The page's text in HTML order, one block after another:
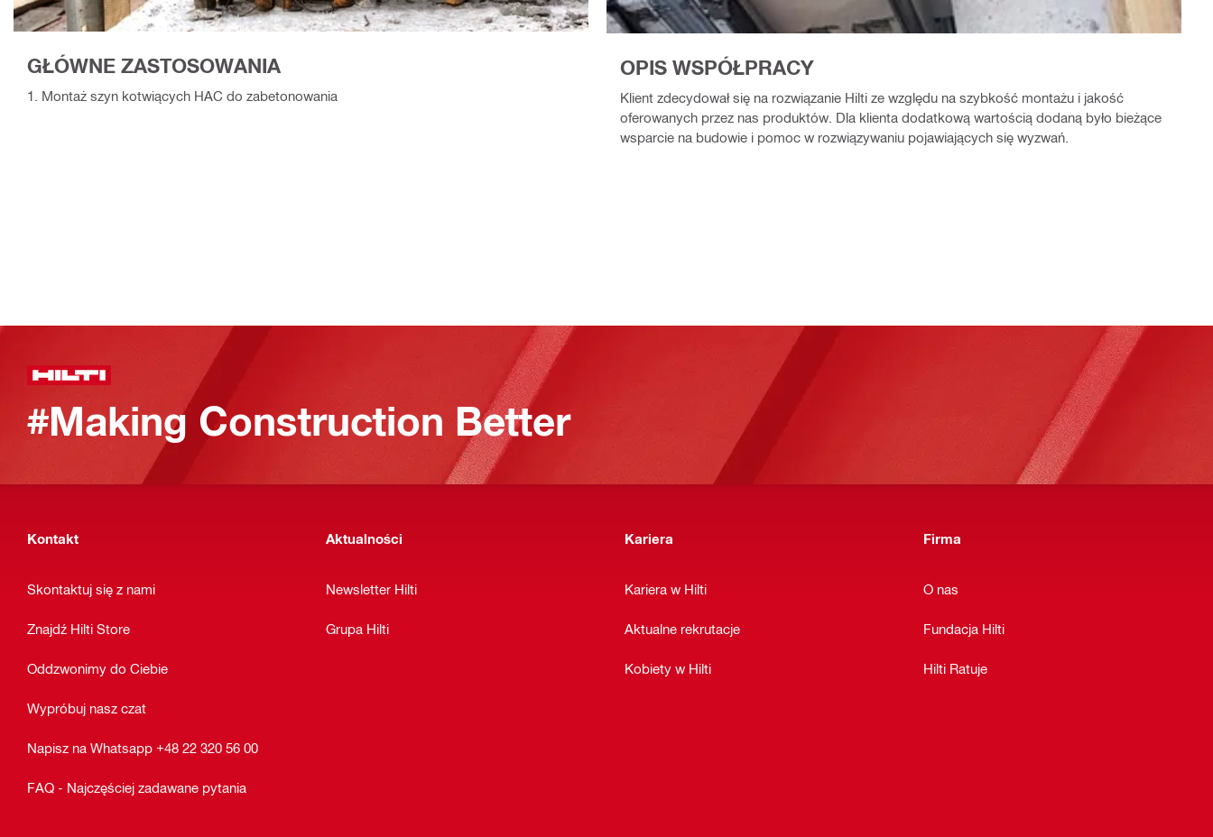
GŁÓWNE ZASTOSOWANIA
1. Montaż szyn kotwiących HAC do zabetonowania
OPIS WSPÓŁPRACY
Klient zdecydował się na rozwiązanie Hilti ze względu na szybkość montażu i jakość
oferowanych przez nas produktów. Dla klienta dodatkową wartością dodaną było bieżące
wsparcie na budowie i pomoc w rozwiązywaniu pojawiających się wyzwań.
#Making Construction Better
Kontakt
Skontaktuj się z nami
Znajdź Hilti Store
Oddzwonimy do Ciebie
Wypróbuj nasz czat
Napisz na Whatsapp +48 22 320 56 00
FAQ - Najczęściej zadawane pytania
Aktualności
Newsletter Hilti
Grupa Hilti
Kariera
Kariera w Hilti
Aktualne rekrutacje
Kobiety w Hilti
Firma
O nas
Fundacja Hilti
Hilti Ratuje